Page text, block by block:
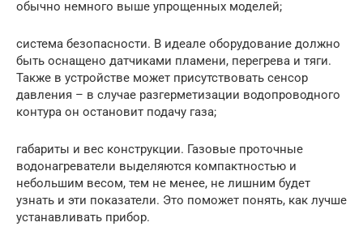
обычно немного выше упрощенных моделей;
система безопасности. В идеале оборудование должно
быть оснащено датчиками пламени, перегрева и тяги.
Также в устройстве может присутствовать сенсор
давления – в случае разгерметизации водопроводного
контура он остановит подачу газа;
габариты и вес конструкции. Газовые проточные
водонагреватели выделяются компактностью и
небольшим весом, тем не менее, не лишним будет
узнать и эти показатели. Это поможет понять, как лучше
устанавливать прибор.